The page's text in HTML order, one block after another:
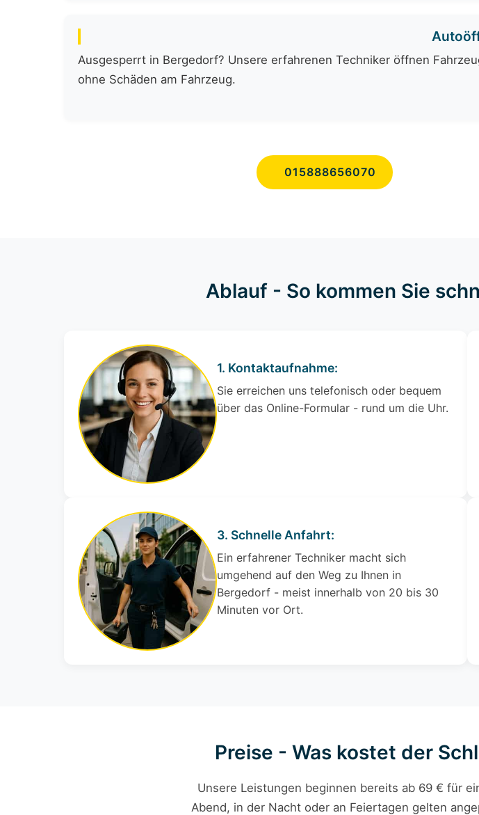
Ausgesperrt in Bergedorf? Unsere erfahrenen Techniker öffnen
ohne Schäden am Fahrzeug.
015888656070
Ablauf - So kommen Sie
1. Kontaktaufnahme:
Sie erreichen uns telefonisch oder bequem
über das Online-Formular - rund um die Uhr.
3. Schnelle Anfahrt:
Ein erfahrener Techniker macht sich
umgehend auf den Weg zu Ihnen in
Bergedorf - meist innerhalb von 20 bis 30
Minuten vor Ort.
Preise - Was kostet der
Unsere Leistungen beginnen bereits ab 69 € für
Abend, in der Nacht oder an Feiertagen gelten